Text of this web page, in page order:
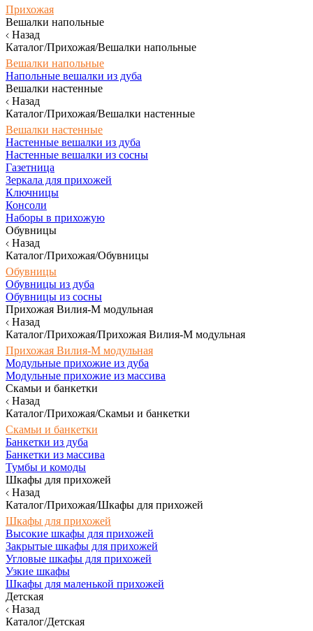
Прихожая
Вешалки напольные
Назад
Каталог/Прихожая/Вешалки напольные
Вешалки напольные
Напольные вешалки из дуба
Вешалки настенные
Назад
Каталог/Прихожая/Вешалки настенные
Вешалки настенные
Настенные вешалки из дуба
Настенные вешалки из сосны
Газетница
Зеркала для прихожей
Ключницы
Консоли
Наборы в прихожую
Обувницы
Назад
Каталог/Прихожая/Обувницы
Обувницы
Обувницы из дуба
Обувницы из сосны
Прихожая Вилия-М модульная
Назад
Каталог/Прихожая/Прихожая Вилия-М модульная
Прихожая Вилия-М модульная
Модульные прихожие из дуба
Модульные прихожие из массива
Скамьи и банкетки
Назад
Каталог/Прихожая/Скамьи и банкетки
Скамьи и банкетки
Банкетки из дуба
Банкетки из массива
Тумбы и комоды
Шкафы для прихожей
Назад
Каталог/Прихожая/Шкафы для прихожей
Шкафы для прихожей
Высокие шкафы для прихожей
Закрытые шкафы для прихожей
Угловые шкафы для прихожей
Узкие шкафы
Шкафы для маленькой прихожей
Детская
Назад
Каталог/Детская